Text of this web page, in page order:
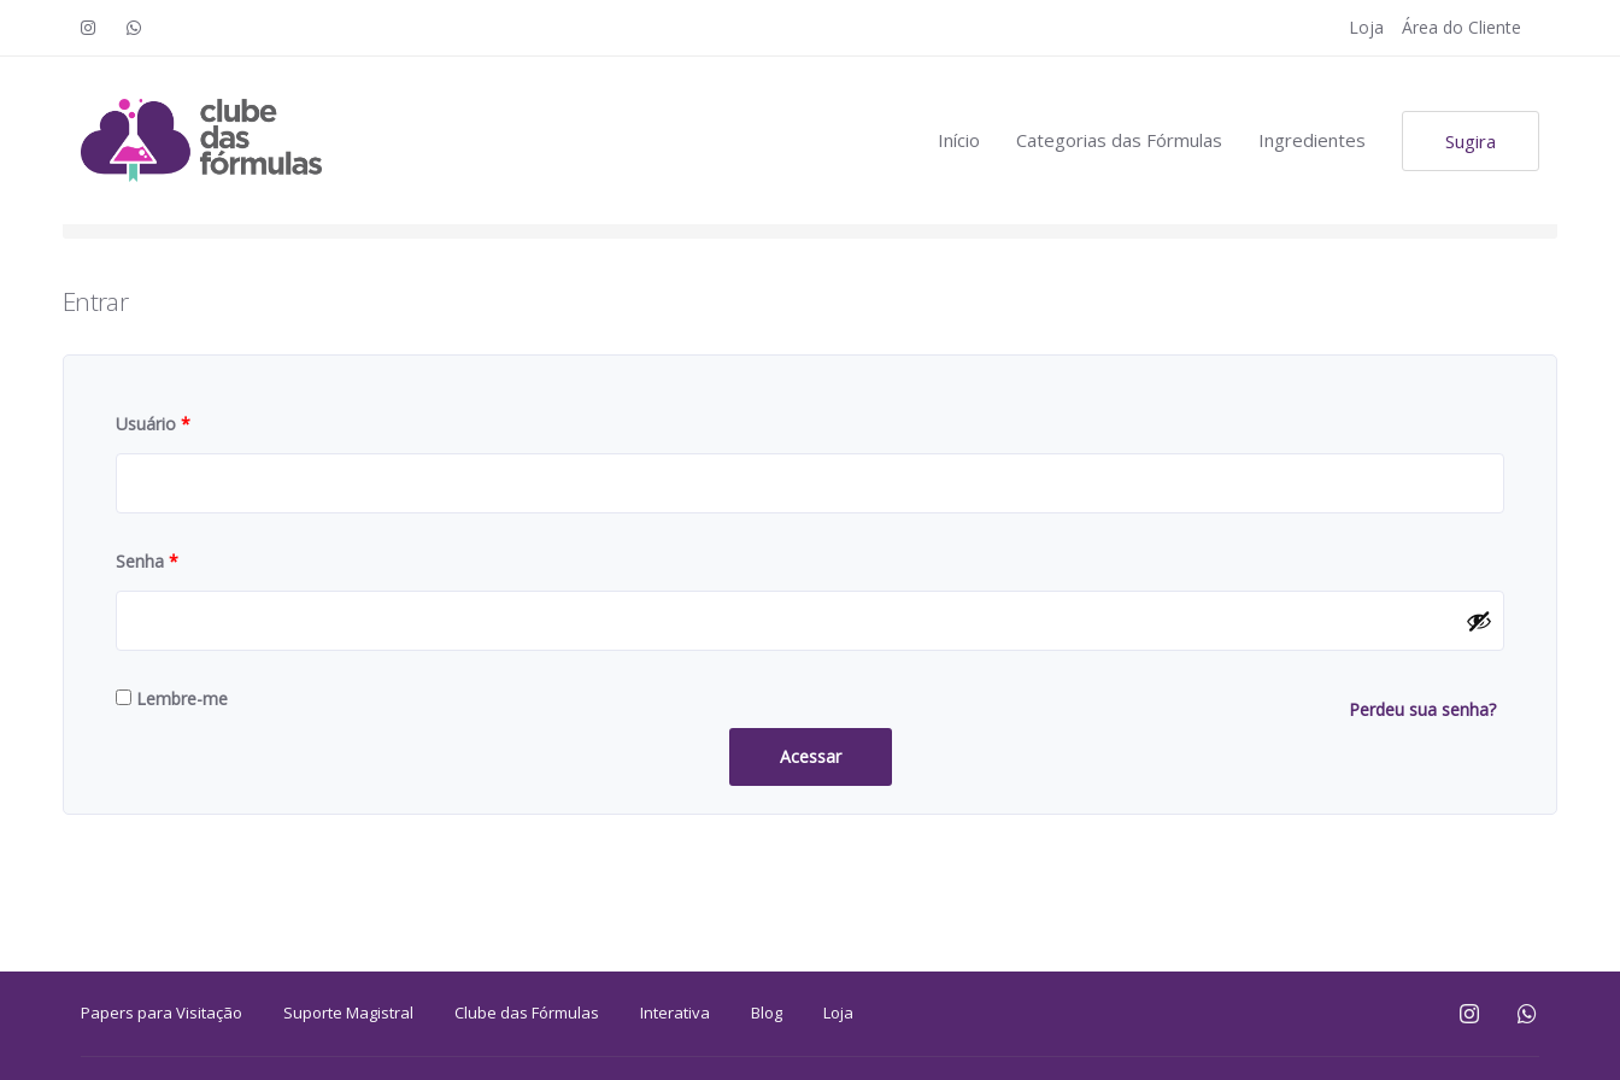
Loja Área do Cliente
Início Categorias das Fórmulas Ingredientes Sugira
Entrar
Usuário *
Senha *
Lembre-me
Acessar
Perdeu sua senha?
Papers para Visitação Suporte Magistral Clube das Fórmulas Interativa Blog Loja